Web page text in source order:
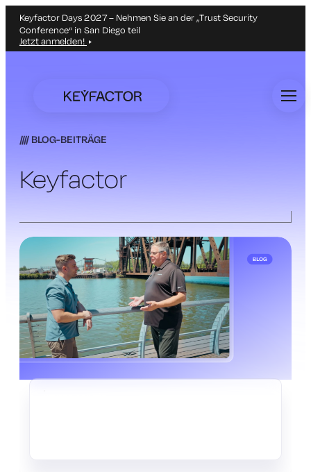
Keyfactor Days 2027 – Nehmen Sie an der „Trust Security
Conference“ in San Diego teil
Jetzt anmelden!
springen
BLOG-BEITRÄGE
Keyfactor